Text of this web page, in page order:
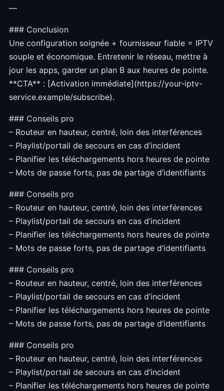
—
### Conclusion
Une configuration soignée + fournisseur fiable = IPTV
souple et économique. Entretenir le réseau, mettre à
jour les apps, garder un plan B aux heures de pointe.
**CTA** : [Activation immédiate](https://your-iptv-
service.example/subscribe).
### Conseils pro
– Routeur en hauteur, centré, loin des interférences
– Playlist/portail de secours en cas d’incident
– Planifier les téléchargements hors heures de pointe
– Mots de passe forts, pas de partage d’identifiants
### Conseils pro
– Routeur en hauteur, centré, loin des interférences
– Playlist/portail de secours en cas d’incident
– Planifier les téléchargements hors heures de pointe
– Mots de passe forts, pas de partage d’identifiants
### Conseils pro
– Routeur en hauteur, centré, loin des interférences
– Playlist/portail de secours en cas d’incident
– Planifier les téléchargements hors heures de pointe
– Mots de passe forts, pas de partage d’identifiants
### Conseils pro
– Routeur en hauteur, centré, loin des interférences
– Playlist/portail de secours en cas d’incident
– Planifier les téléchargements hors heures de pointe